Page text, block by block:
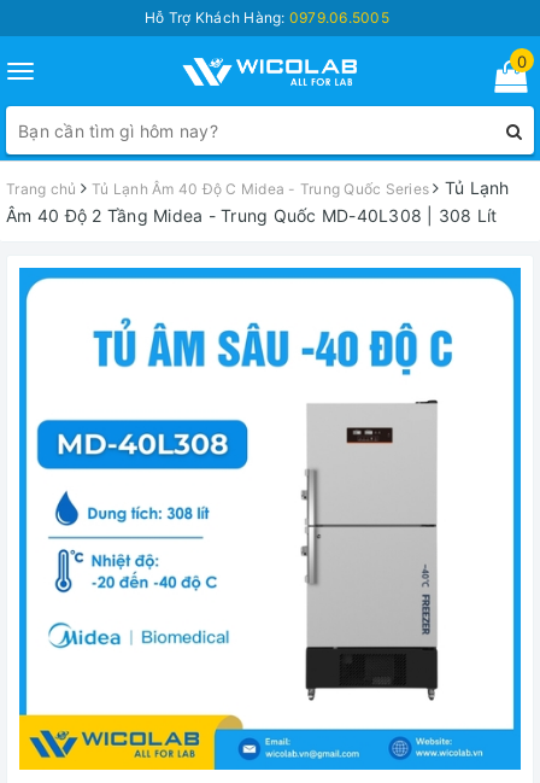
Hỗ Trợ Khách Hàng: 0979.06.5005
Toggle
navigation
0
Trang chủ Tủ Lạnh Âm 40 Độ C Midea - Trung Quốc Series
Tủ Lạnh
Âm 40 Độ 2 Tầng Midea - Trung Quốc MD-40L308 | 308 Lít